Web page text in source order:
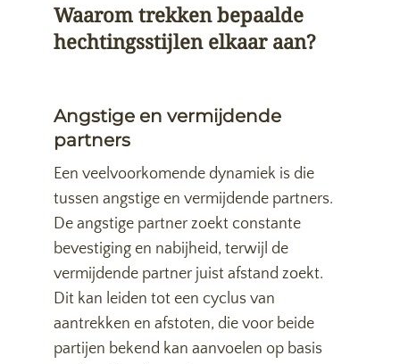
Waarom trekken bepaalde
hechtingsstijlen elkaar aan?
Angstige en vermijdende
partners
Een veelvoorkomende dynamiek is die
tussen angstige en vermijdende partners.
De angstige partner zoekt constante
bevestiging en nabijheid, terwijl de
vermijdende partner juist afstand zoekt.
Dit kan leiden tot een cyclus van
aantrekken en afstoten, die voor beide
partijen bekend kan aanvoelen op basis